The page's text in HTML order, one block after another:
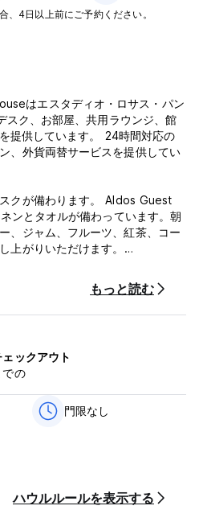
、4日以上前にご予約ください。
はエスタディオ・ロサス・パン
スク、お部屋、共用ラウンジ、館
提供しています。 24時間対応の
、外貨両替サービスを提供してい
クが備わります。 Aldos Guest
ンとタオルが備わっています。朝
、ジャム、フルーツ、紅茶、コー
上がりいただけます。
ヤード、ボードゲームを楽しんだ
。ツアー情報も提供しており、マ
スクライミング、ロッククライミ
す。
のコマンダンテFAPゲルマン・ア
では23kmで、有料空港シャトル
シーと条件:
時間前まで。
ください。
もっと読む
ェックアウト
での
門限なし
ハウルルールを表示する